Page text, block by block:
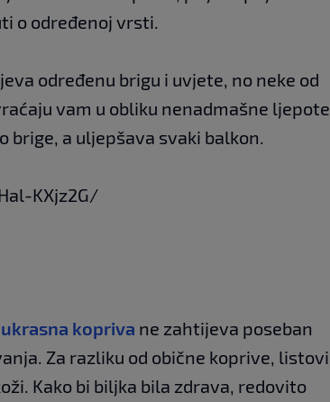
o određenoj vrsti.
određenu brigu i uvjete, no neke od
vam u obliku nenadmašne ljepote.
a uljepšava svaki balkon.
KXjz2G/
ukrasna kopriva ne zahtijeva poseban
Za razliku od obične koprive, listovi
Kako bi biljka bila zdrava, redovito